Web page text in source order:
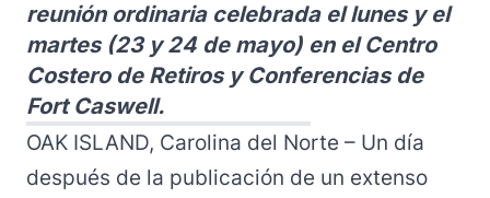
reunión ordinaria celebrada el lunes y el
martes (23 y 24 de mayo) en el Centro
Costero de Retiros y Conferencias de
Fort Caswell.
OAK ISLAND, Carolina del Norte – Un día
después de la publicación de un extenso